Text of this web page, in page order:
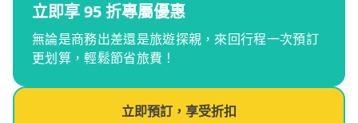
立即享 95 折專屬優惠
無論是商務出差還是旅遊探親，來回行程一次預訂
更划算，輕鬆節省旅費！
立即預訂，享受折扣